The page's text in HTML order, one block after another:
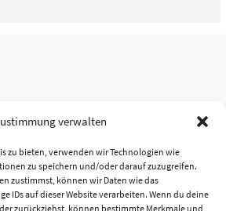
verwalten
zu bieten, verwenden wir Technologien wie
zu speichern und/oder darauf zuzugreifen.
zustimmst, können wir Daten wie das
IDs auf dieser Website verarbeiten. Wenn du deine
zurückziehst, können bestimmte Merkmale und